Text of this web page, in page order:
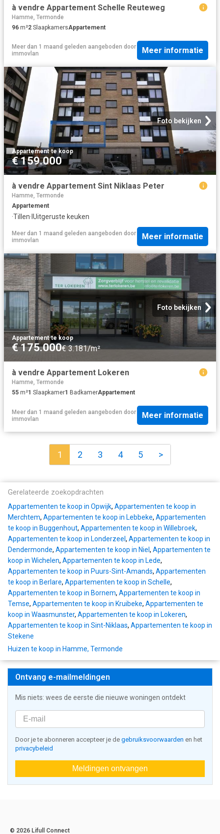
à vendre Appartement Schelle Reuteweg
Hamme, Termonde
96 m²2 SlaapkamersAppartement
Meer dan 1 maand geleden aangeboden door
immovlan
Meer informatie
Foto bekijken
Appartement·te koop
€ 159.000
à vendre Appartement Sint Niklaas Peter
Hamme, Termonde
Appartement
·Tillen· IUitgeruste keuken
Meer dan 1 maand geleden aangeboden door
immovlan
Meer informatie
Foto bekijken
Appartement·te koop
€ 175.000€ 3.181/m²
à vendre Appartement Lokeren
Hamme, Termonde
55 m²1 Slaapkamer1 BadkamerAppartement
Meer dan 1 maand geleden aangeboden door
immovlan
Meer informatie
1 2 3 4 5 >
Gerelateerde zoekopdrachten
Appartementen te koop in Opwijk, Appartementen te koop in
Merchtem, Appartementen te koop in Lebbeke, Appartementen
te koop in Buggenhout, Appartementen te koop in Willebroek,
Appartementen te koop in Londerzeel , Appartementen te koop in
Dendermonde, Appartementen te koop in Niel , Appartementen te
koop in Wichelen, Appartementen te koop in Lede,
Appartementen te koop in Puurs-Sint-Amands, Appartementen
te koop in Berlare, Appartementen te koop in Schelle,
Appartementen te koop in Bornem, Appartementen te koop in
Temse, Appartementen te koop in Kruibeke, Appartementen te
koop in Waasmunster, Appartementen te koop in Lokeren,
Appartementen te koop in Sint-Niklaas, Appartementen te koop in
Stekene
Huizen te koop in Hamme, Termonde
Ontvang e-mailmeldingen
Mis niets: wees de eerste die nieuwe woningen ontdekt
Door je te abonneren accepteer je de gebruiksvoorwaarden en het
privacybeleid
Meldingen ontvangen
© 2026 Lifull Connect